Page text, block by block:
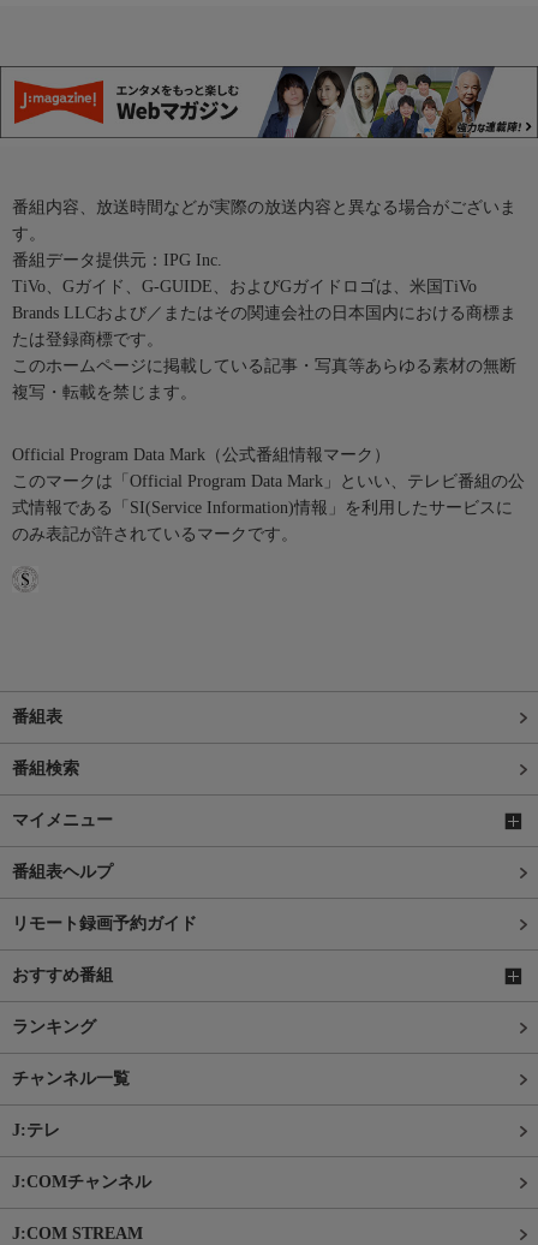
番組内容、放送時間などが実際の放送内容と異なる場合がございま
す。
番組データ提供元：IPG Inc.
TiVo、Gガイド、G-GUIDE、およびGガイドロゴは、米国TiVo
Brands LLCおよび／またはその関連会社の日本国内における商標ま
たは登録商標です。
このホームページに掲載している記事・写真等あらゆる素材の無断
複写・転載を禁じます。
Official Program Data Mark（公式番組情報マーク）
このマークは「Official Program Data Mark」といい、テレビ番組の公
式情報である「SI(Service Information)情報」を利用したサービスに
のみ表記が許されているマークです。
番組表
番組検索
マイメニュー
番組表ヘルプ
リモート録画予約ガイド
おすすめ番組
ランキング
チャンネル一覧
J:テレ
J:COMチャンネル
J:COM STREAM